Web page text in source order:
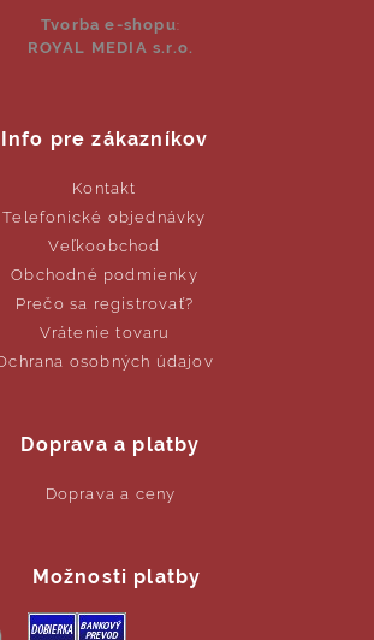
Tvorba e-shopu:
ROYAL MEDIA s.r.o.
Info pre zákazníkov
Kontakt
Telefonické objednávky
Veľkoobchod
Obchodné podmienky
Prečo sa registrovať?
Vrátenie tovaru
osobných údajov
Doprava a platby
Doprava a ceny
Možnosti platby